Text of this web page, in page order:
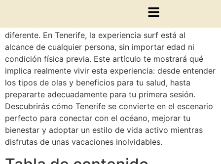
Muchos creen que el surf es solo para expertos con
diferente. En Tenerife, la experiencia surf está al
alcance de cualquier persona, sin importar edad ni
condición física previa. Este artículo te mostrará qué
implica realmente vivir esta experiencia: desde entender
los tipos de olas y beneficios para tu salud, hasta
prepararte adecuadamente para tu primera sesión.
Descubrirás cómo Tenerife se convierte en el escenario
perfecto para conectar con el océano, mejorar tu
bienestar y adoptar un estilo de vida activo mientras
disfrutas de unas vacaciones inolvidables.